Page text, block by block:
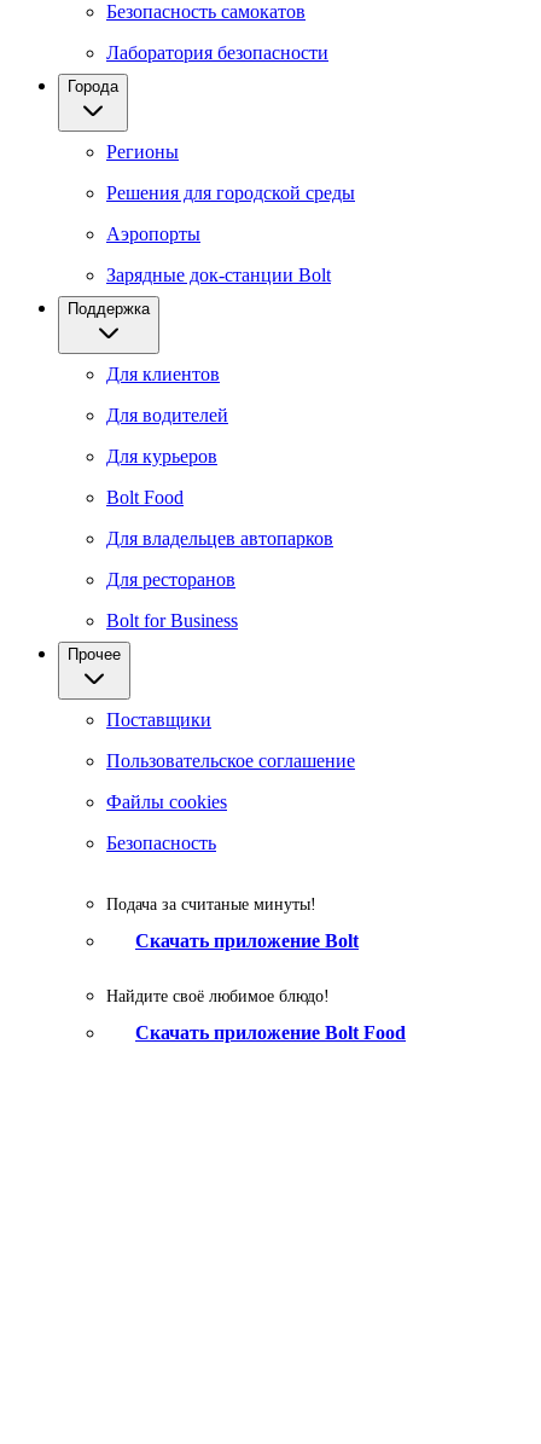
Безопасность самокатов
Лаборатория безопасности
Города
Регионы
Решения для городской среды
Аэропорты
Зарядные док-станции Bolt
Поддержка
Для клиентов
Для водителей
Для курьеров
Bolt Food
Для владельцев автопарков
Для ресторанов
Bolt for Business
Прочее
Поставщики
Пользовательское соглашение
Файлы cookies
Безопасность
Подача за считаные минуты!
Скачать приложение Bolt
Найдите своё любимое блюдо!
Скачать приложение Bolt Food